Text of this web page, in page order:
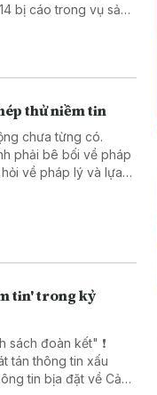
thử niềm tin
chưa từng có.
phải bê bối về pháp
tin' trong kỷ
đoàn kết" ❗
tán thông tin xấu